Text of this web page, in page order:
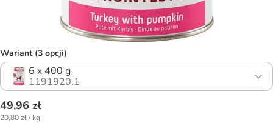
Wariant (3 opcji)
6 x 400 g
1191920.1
49,96 zł
20,80 zł / kg